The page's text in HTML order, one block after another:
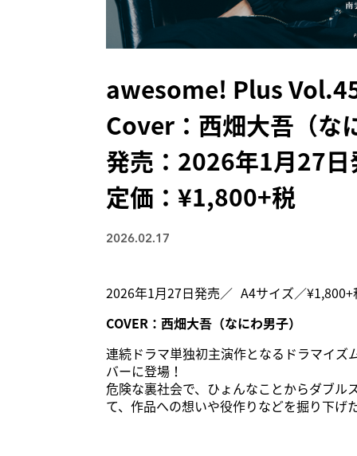
awesome! Plus
Cover：西畑大吾（な
発売：2026年1月27日
定価：¥1,800+税
2026.02.17
2026年1月27日発売／ A4サイズ／
COVER：西畑大吾（なにわ男子）
連続ドラマ単独初主演作となるドラマイ
バーに登場！
危険な裏社会で、ひょんなことからダブ
て、作品への想いや役作りなどを掘り下げ